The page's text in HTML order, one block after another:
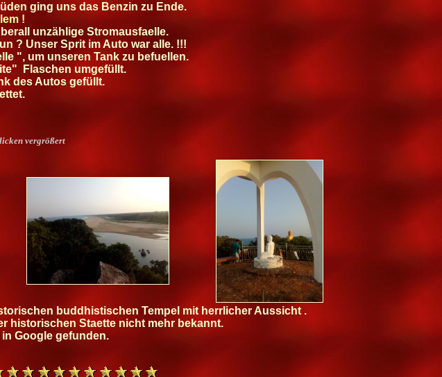
ging uns das Benzin zu Ende.
!
unzählige Stromausfaelle.
? Unser Sprit im Auto war alle. !!!
", um unseren Tank zu befuellen.
Flaschen umgefüllt.
des Autos gefüllt.
vergrößert
buddhistischen Tempel mit herrlicher Aussicht .
historischen Staette nicht mehr bekannt.
Google gefunden.